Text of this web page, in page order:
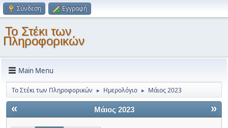
Σύνδεση Εγγραφή
Το Στέκι των
Πληροφορικών
Main Menu
Το Στέκι των Πληροφορικών ► Ημερολόγιο ► Μάιος 2023
« »
Μάιος 2023